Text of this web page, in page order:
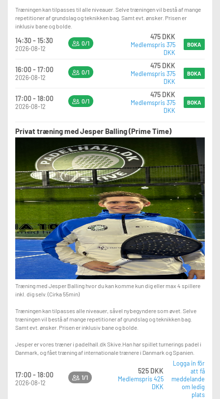
Træningen kan tilpasses til alle niveauer. Selve træningen vil bestå af mange
repetitioner af grundslag og teknikken bag. Samt evt. ønsker. Prisen er
inklusiv bane og bolde.
14:30 - 15:30
2026-08-12
0/1
475 DKK
Medlemspris 375
DKK
BOKA
16:00 - 17:00
2026-08-12
0/1
475 DKK
Medlemspris 375
DKK
BOKA
17:00 - 18:00
2026-08-12
0/1
475 DKK
Medlemspris 375
DKK
BOKA
Privat træning med Jesper Balling (Prime Time)
Træning med Jesper Balling hvor du kan komme kun dig eller max 4 spillere
inkl. dig selv. (Cirka 55min)
Træningen kan tilpasses alle niveauer, såvel nybegyndere som øvet. Selve
træningen vil bestå af mange repetitioner af grundslag og teknikken bag.
Samt evt. ønsker. Prisen er inklusiv bane og bolde.
Jesper er vores træner i padelhall.dk Skive.Han har spillet turnerings padel i
Danmark, og fået træning af internationale trænere i Danmark og Spanien.
17:00 - 18:00
2026-08-12
1/1
525 DKK
Medlemspris 425
DKK
Logga in för
att få
meddelande
om ledig
plats